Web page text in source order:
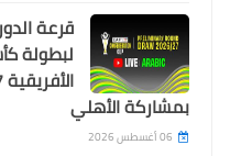
arabic tv
قرعة
لبطولة
بمشاركة الأهلي
06 أغسطس 2026